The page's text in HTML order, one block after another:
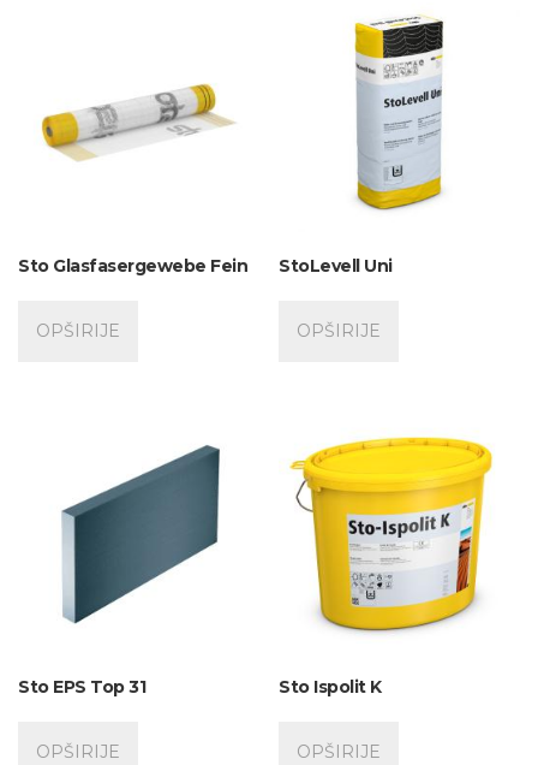
Sto Glasfasergewebe Fein
OPŠIRIJE
StoLevell Uni
OPŠIRIJE
Sto EPS Top 31
OPŠIRIJE
Sto Ispolit K
OPŠIRIJE